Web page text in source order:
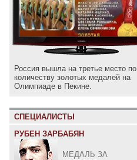
Россия вышла на третье место по
количеству золотых медалей на
Олимпиаде в Пекине.
СПЕЦИАЛИСТЫ
РУБЕН ЗАРБАБЯН
МЕДАЛЬ ЗА